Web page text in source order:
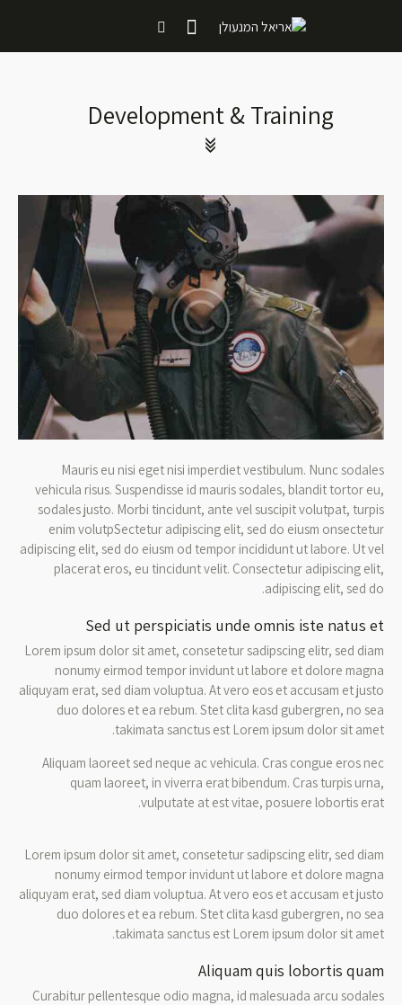
Development & Training
Mauris eu nisi eget nisi imperdiet vestibulum. Nunc sodales
vehicula risus. Suspendisse id mauris sodales, blandit tortor eu,
sodales justo. Morbi tincidunt, ante vel suscipit volutpat, turpis
enim volutpSectetur adipiscing elit, sed do eiusm onsectetur
adipiscing elit, sed do eiusm od tempor incididunt ut labore. Ut vel
placerat eros, eu tincidunt velit. Consectetur adipiscing elit,
adipiscing elit, sed do.
Sed ut perspiciatis unde omnis iste natus et
Lorem ipsum dolor sit amet, consetetur sadipscing elitr, sed diam
nonumy eirmod tempor invidunt ut labore et dolore magna
aliquyam erat, sed diam voluptua. At vero eos et accusam et justo
duo dolores et ea rebum. Stet clita kasd gubergren, no sea
takimata sanctus est Lorem ipsum dolor sit amet.
Aliquam laoreet sed neque ac vehicula. Cras congue eros nec
quam laoreet, in viverra erat bibendum. Cras turpis urna,
vulputate at est vitae, posuere lobortis erat.
Lorem ipsum dolor sit amet, consetetur sadipscing elitr, sed diam
nonumy eirmod tempor invidunt ut labore et dolore magna
aliquyam erat, sed diam voluptua. At vero eos et accusam et justo
duo dolores et ea rebum. Stet clita kasd gubergren, no sea
takimata sanctus est Lorem ipsum dolor sit amet.
Aliquam quis lobortis quam
Curabitur pellentesque odio magna, id malesuada arcu sodales